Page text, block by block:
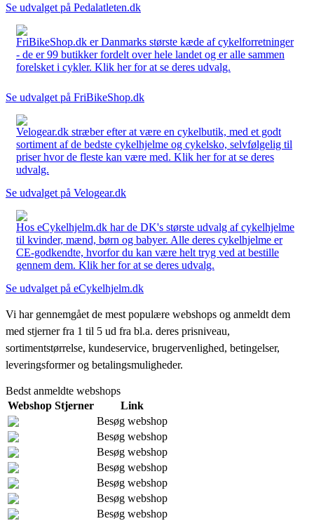
Se udvalget på Pedalatleten.dk
FriBikeShop.dk er Danmarks største kæde af cykelforretninger
- de er 99 butikker fordelt over hele landet og er alle sammen
forelsket i cykler. Klik her for at se deres udvalg.
Se udvalget på FriBikeShop.dk
Velogear.dk stræber efter at være en cykelbutik, med et godt
sortiment af de bedste cykelhjelme og cykelsko, selvfølgelig til
priser hvor de fleste kan være med. Klik her for at se deres
udvalg.
Se udvalget på Velogear.dk
Hos eCykelhjelm.dk har de DK's største udvalg af cykelhjelme
til kvinder, mænd, børn og babyer. Alle deres cykelhjelme er
CE-godkendte, hvorfor du kan være helt tryg ved at bestille
gennem dem. Klik her for at se deres udvalg.
Se udvalget på eCykelhjelm.dk
Vi har gennemgået de mest populære webshops og anmeldt dem
med stjerner fra 1 til 5 ud fra bl.a. deres prisniveau,
sortimentstørrelse, kundeservice, brugervenlighed, betingelser,
leveringsformer og betalingsmuligheder.
Bedst anmeldte webshops
Webshop Stjerner
Link
Besøg webshop
Besøg webshop
Besøg webshop
Besøg webshop
Besøg webshop
Besøg webshop
Besøg webshop